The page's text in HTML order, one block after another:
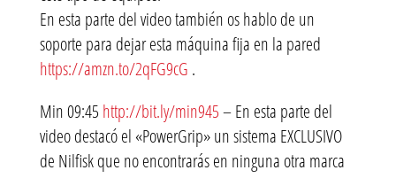
En esta parte del video también os hablo de un
soporte para dejar esta máquina fija en la pared
https://amzn.to/2qFG9cG .
Min 09:45 http://bit.ly/min945– En esta parte del
video destacó el «PowerGrip» un sistema EXCLUSIVO
de Nilfisk que no encontrarás en ninguna otra marca